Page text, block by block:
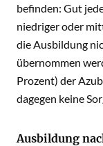
befinden: Gut
niedriger oder
die Ausbildung
übernommen
Prozent) der
dagegen keine
Ausbildung